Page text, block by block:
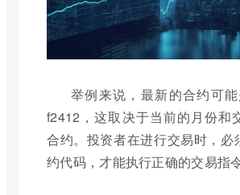
举例来说，最新的合约可
f2412，这取决于当前的月份和
合约。投资者在进行交易时，必
约代码，才能执行正确的交易指令